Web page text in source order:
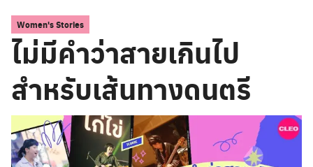
Women's Stories
ไม่มีคำว่าสายเกินไป
สำหรับเส้นทางดนตรี